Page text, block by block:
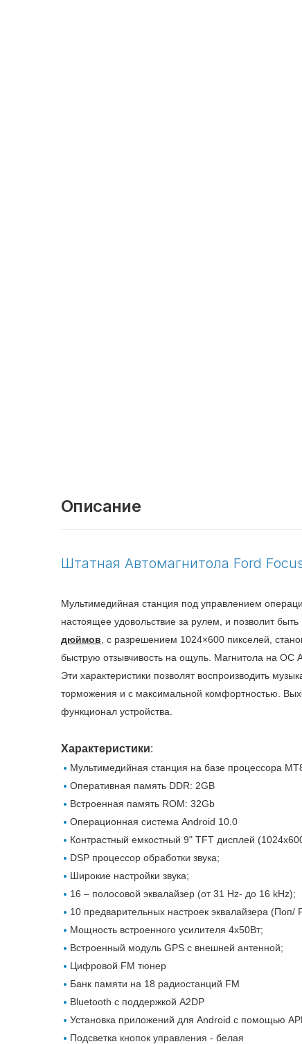
Описание
Штатная Автомагнитола Ford
Мультимедийная станция под управлением
настоящее удовольствие за рулем, и позволит
дюймов , с разрешением 1024×600 пикселей,
быструю отзывчивость на ощупь. Магнитола на
Эти характеристики позволят воспроизводить
торможения и с максимальной комфортностью.
функционал устройства.
Характеристики:
Мультимедийная станция на базе процессора
Оперативная память DDR: 2GB
Встроенная память ROM: 32Gb
Операционная система Android 10.0
Контрастный емкостный 9" TFT дисплей
DSP процессор обработки звука;
Широкие настройки звука;
16 – полосовой эквалайзер (от 31 Hz- до 16 kHz);
10 предварительных настроек эквалайзера (Поп/
Мощность встроенного усилителя 4х50Вт;
Встроенный модуль GPS с внешней антенной;
Цифровой FM тюнер
Банк памяти на 18 радиостанций FM
Вluetooth с поддержкой A2DP
Установка приложений для Android с помощью
Подсветка кнопок управления - белая